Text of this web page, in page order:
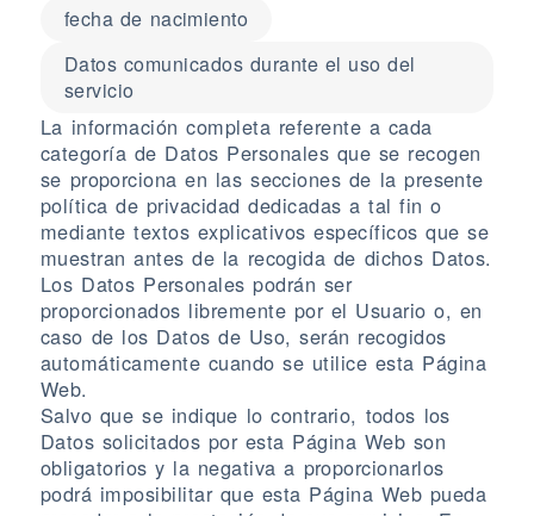
fecha de nacimiento
Datos comunicados durante el uso del
servicio
La información completa referente a cada
categoría de Datos Personales que se recogen
se proporciona en las secciones de la presente
política de privacidad dedicadas a tal fin o
mediante textos explicativos específicos que se
muestran antes de la recogida de dichos Datos.
Los Datos Personales podrán ser
proporcionados libremente por el Usuario o, en
caso de los Datos de Uso, serán recogidos
automáticamente cuando se utilice esta Página
Web.
Salvo que se indique lo contrario, todos los
Datos solicitados por esta Página Web son
obligatorios y la negativa a proporcionarlos
podrá imposibilitar que esta Página Web pueda